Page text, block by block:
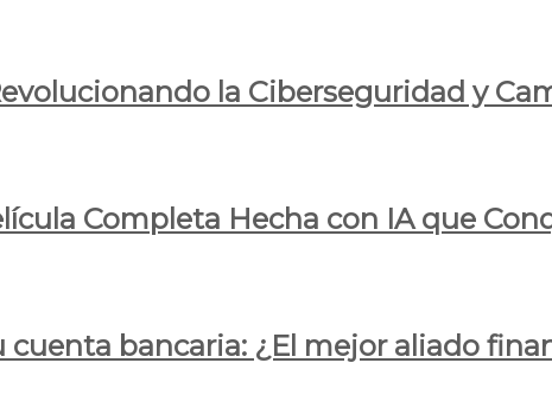
la Ciberseguridad y
Completa Hecha con IA que
cuenta bancaria: ¿El mejor aliado